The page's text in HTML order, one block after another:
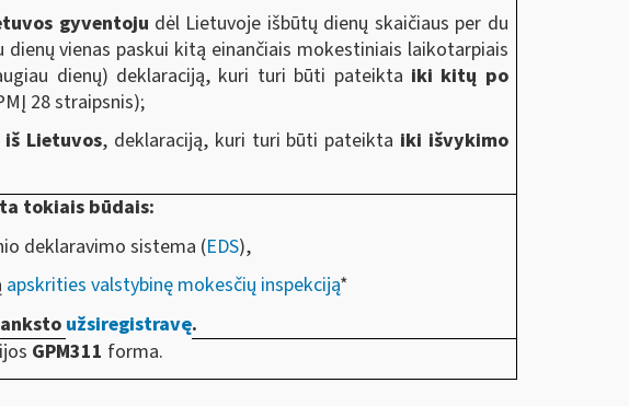
gyventoju dėl Lietuvoje išbūtų dienų skaičiaus per du
vienas paskui kitą einančiais mokestiniais laikotarpiais
dienų) deklaraciją, kuri turi būti pateikta iki kitų po
28 straipsnis);
Lietuvos, deklaraciją, kuri turi būti pateikta iki išvykimo
tokiais būdais:
deklaravimo sistema (EDS),
apskrities valstybinę mokesčių inspekciją*
užsiregistravę.
GPM311 forma.